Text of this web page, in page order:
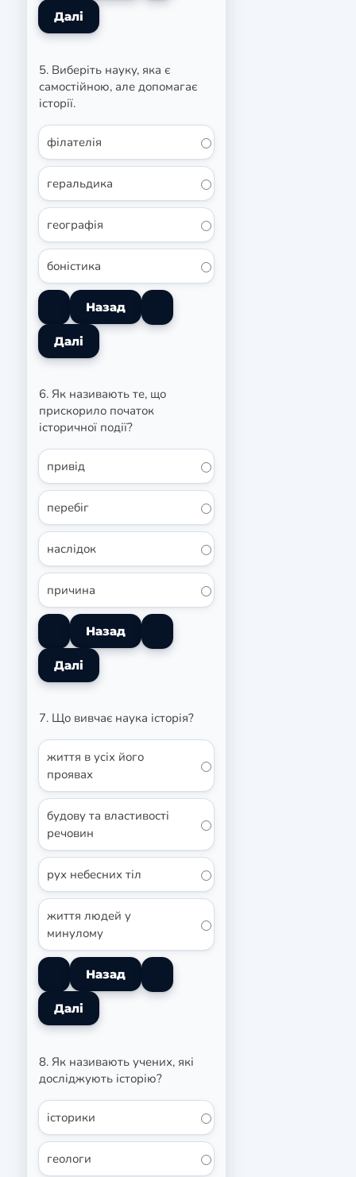
5. Виберіть науку, яка є
самостійною, але допомагає
історії.
філателія
геральдика
географія
боністика
6. Як називають те, що
прискорило початок
історичної події?
привід
перебіг
наслідок
причина
7. Що вивчає наука історія?
життя в усіх його
проявах
будову та властивості
речовин
рух небесних тіл
життя людей у
минулому
8. Як називають учених, які
досліджують історію?
історики
геологи